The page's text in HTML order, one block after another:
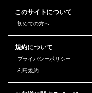
このサイトについて
初めての方へ
規約について
プライバシーポリシー
利用規約